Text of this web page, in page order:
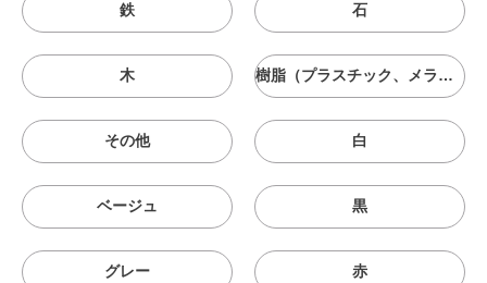
鉄 石
木 樹脂（プラスチック、メラニン、シリコン等）
その他 白
ベージュ 黒
グレー 赤